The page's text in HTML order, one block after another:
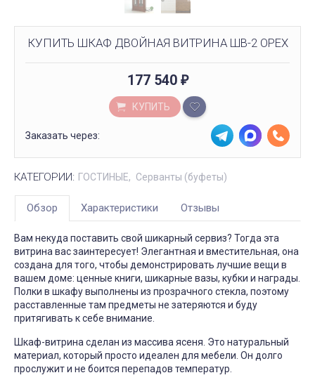
КУПИТЬ ШКАФ ДВОЙНАЯ ВИТРИНА ШВ-2 ОРЕХ
177 540 ₽
КУПИТЬ
Заказать через:
КАТЕГОРИИ: ГОСТИНЫЕ Серванты (буфеты)
Обзор Характеристики Отзывы
Вам некуда поставить свой шикарный сервиз? Тогда эта
витрина вас заинтересует! Элегантная и вместительная, она
создана для того, чтобы демонстрировать лучшие вещи в
вашем доме: ценные книги, шикарные вазы, кубки и награды.
Полки в шкафу выполнены из прозрачного стекла, поэтому
расставленные там предметы не затеряются и буду
притягивать к себе внимание.
Шкаф-витрина сделан из массива ясеня. Это натуральный
материал, который просто идеален для мебели. Он долго
прослужит и не боится перепадов температур.